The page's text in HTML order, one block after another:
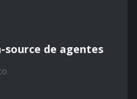
source de agentes